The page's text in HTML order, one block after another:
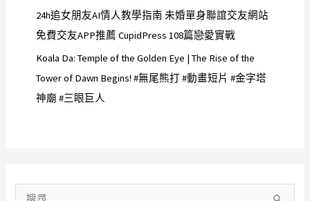
24h追女朋友AI情人教學指南 未婚單身聯誼交友網站
免費交友APP推薦 CupidPress 108篇戀愛實戰
Koala Da: Temple of the Golden Eye | The Rise of the
Tower of Dawn Begins! #無尾熊打 #動畫短片 #金字塔
神廟 #三眼巨人